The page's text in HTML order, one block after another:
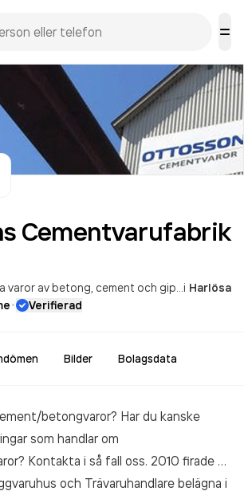
Cementvarufabrik
i Harlösa
· Verifierad
Bilder Bolagsdata
betongvaror? Har du kanske
som handlar om
Kontakta i så fall oss. 2010 firade vi
och Trävaruhandlare belägna i